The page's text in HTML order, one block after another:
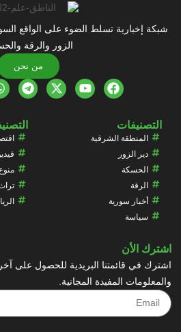
شبكة إخبارية تسلط الضوء على الواقع
الزور والرقة
من نحن
التصنيفات
المنطقة الشرقية
دير الزور
الحسكة
الرقة
أخبار سورية
سياسة
منوع
اشترك الأن
اشترك في قائمتنا البريدية للحصول على
والمعلومات المفيدة المجانية.